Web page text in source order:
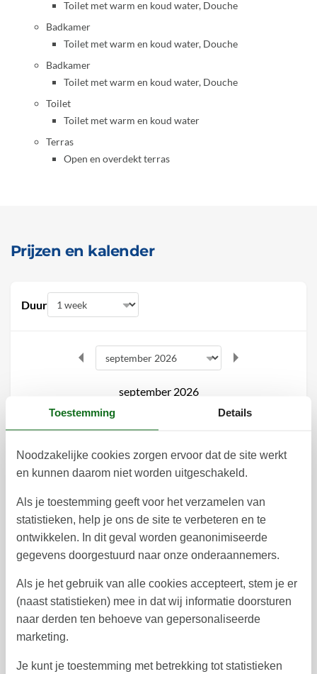
Toilet met warm en koud water, Douche
Badkamer
Toilet met warm en koud water, Douche
Badkamer
Toilet met warm en koud water, Douche
Toilet
Toilet met warm en koud water
Terras
Open en overdekt terras
Prijzen en kalender
Duur
september 2026
ma di za
37 7 8 9 10 11 12
38 14 15 16 17 18 19
39 21 22 23 24 25 26
40 28 29 30
41
oktober 2026
ma di wo do vr za
Toestemming Details
Noodzakelijke cookies zorgen ervoor dat de site werkt
en kunnen daarom niet worden uitgeschakeld.
Als je toestemming geeft voor het verzamelen van
statistieken, help je ons de site te verbeteren en te
ontwikkelen. In dit geval worden geanonimiseerde
gegevens doorgestuurd naar onze onderaannemers.
Als je het gebruik van alle cookies accepteert, stem je er
(naast statistieken) mee in dat wij informatie doorsturen
naar derden ten behoeve van gepersonaliseerde
marketing.
Je kunt je toestemming met betrekking tot statistieken